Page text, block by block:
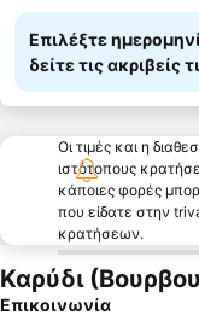
Επιλέξτε
δείτε τις ακριβείς
Οι τιμές και η
ιστότοπους
κάποιες φορές
που είδατε στην
κρατήσεων.
Καρύδι
Επικοινωνία